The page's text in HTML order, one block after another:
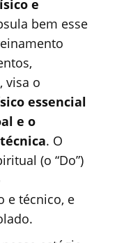
e
bem esse
visa o
essencial
e o
. O
(o “Do”)
e técnico, e